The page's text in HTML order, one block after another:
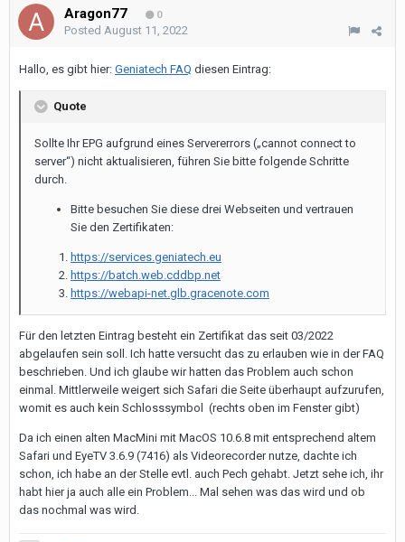
Aragon77 0
Posted August 11, 2022
Hallo, es gibt hier: Geniatech FAQ diesen Eintrag:
Quote
Sollte Ihr EPG aufgrund eines Servererrors („cannot connect to
server“) nicht aktualisieren, führen Sie bitte folgende Schritte
durch.
Bitte besuchen Sie diese drei Webseiten und vertrauen
Sie den Zertifikaten:
https://services.geniatech.eu
https://batch.web.cddbp.net
https://webapi-net.glb.gracenote.com
Für den letzten Eintrag besteht ein Zertifikat das seit 03/2022
abgelaufen sein soll. Ich hatte versucht das zu erlauben wie in der FAQ
beschrieben. Und ich glaube wir hatten das Problem auch schon
einmal. Mittlerweile weigert sich Safari die Seite überhaupt aufzurufen,
womit es auch kein Schlosssymbol (rechts oben im Fenster gibt)
Da ich einen alten MacMini mit MacOS 10.6.8 mit entsprechend altem
Safari und EyeTV 3.6.9 (7416) als Videorecorder nutze, dachte ich
schon, ich habe an der Stelle evtl. auch Pech gehabt. Jetzt sehe ich, ihr
habt hier ja auch alle ein Problem... Mal sehen was das wird und ob
das nochmal was wird.